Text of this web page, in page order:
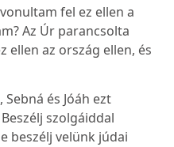
fel ez ellen a
Az Úr parancsolta
ellen az ország ellen, és
és Jóáh ezt
szolgáiddal
beszélj velünk júdai